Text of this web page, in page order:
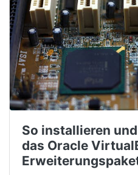
So installieren
das Oracle